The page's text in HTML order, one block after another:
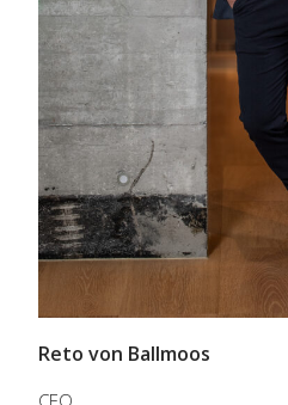
Reto von Ballmoos
CEO